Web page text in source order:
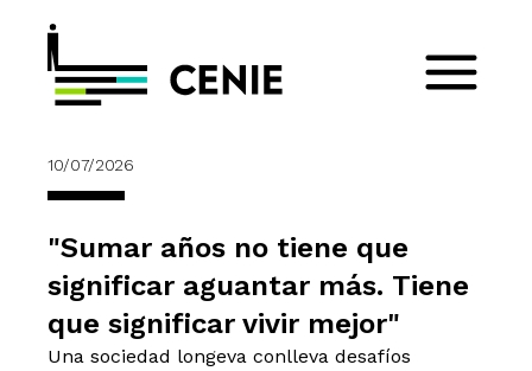
10/07/2026
"Sumar años no tiene que
significar aguantar más. Tiene
que significar vivir mejor"
Una sociedad longeva conlleva desafíos